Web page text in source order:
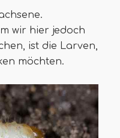
wir hier jedoch
ist die Larven,
möchten.